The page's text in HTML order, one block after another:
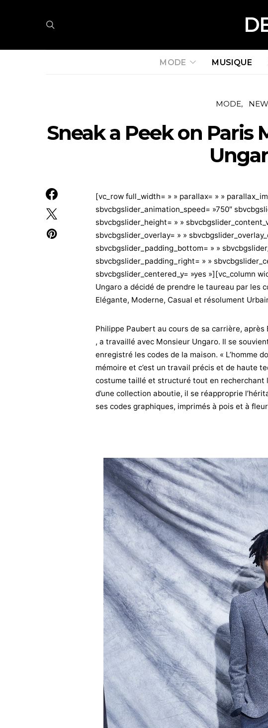
MODE MUSIQUE
MODE
Sneak a Peek on Paris
[vc_row full_width= » » parallax= » »
sbvcbgslider_animation_speed= »750″
sbvcbgslider_height= » »
sbvcbgslider_overlay= » »
sbvcbgslider_padding_bottom= » »
sbvcbgslider_padding_right= » »
sbvcbgslider_centered_y= »yes »][vc_column
Ungaro a décidé de prendre le taureau par les
Elégante, Moderne, Casual et résolument
Philippe Paubert au cours de sa carrière,
, a travaillé avec Monsieur Ungaro. Il se
enregistré les codes de la maison. « L’homme
mémoire et c’est un travail précis et de haute
costume taillé et structuré tout en recherchant
d’une collection aboutie, il se réapproprie
ses codes graphiques, imprimés à pois et à